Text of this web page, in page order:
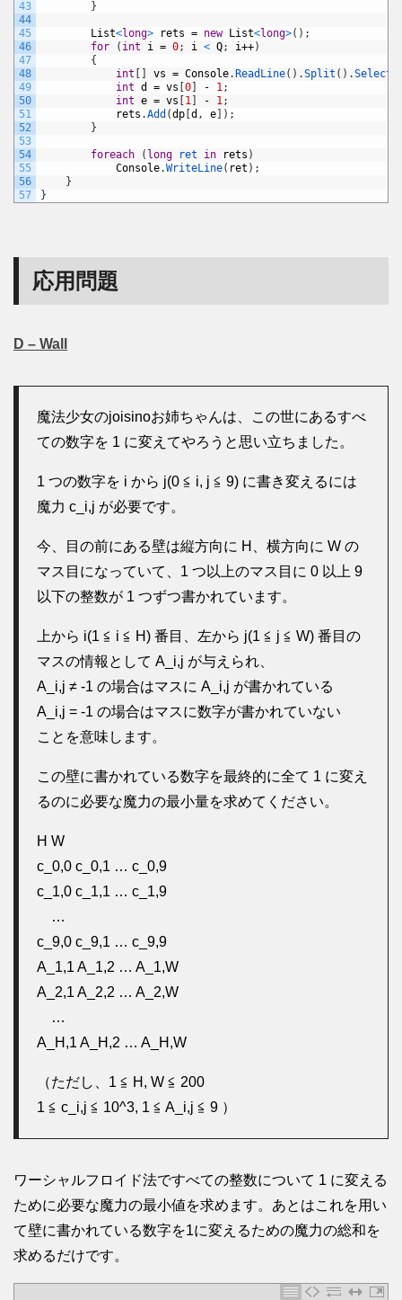
43
44
45
46
47
48
49
50
51
52
53
54
55
56
57
}
List<long> rets = new List<long>( ) ;
for
( int i = 0; i < Q; i++)
{
int
vs = Console. ReadLine( ) .Split ( ) .Select
int d = vs 0 - 1;
int e = vs 1 - 1;
rets .Add (dp d , e ) ;
}
foreach ( long ret in rets )
Console.WriteLine( ret ) ;
}
}
応用問題
D – Wall
魔法少女のjoisinoお姉ちゃんは、この世にあるすべ
ての数字を 1 に変えてやろうと思い立ちました。
1 つの数字を i から j(0 ≦ i, j ≦ 9) に書き変えるには
魔力 c_i,j が必要です。
今、目の前にある壁は縦方向に H、横方向に W の
マス目になっていて、1 つ以上のマス目に 0 以上 9
以下の整数が 1 つずつ書かれています。
上から i(1 ≦ i ≦ H) 番目、左から j(1 ≦ j ≦ W) 番目の
マスの情報として A_i,j が与えられ、
A_i,j ≠ -1 の場合はマスに A_i,j が書かれている
A_i,j = -1 の場合はマスに数字が書かれていない
ことを意味します。
この壁に書かれている数字を最終的に全て 1 に変え
るのに必要な魔力の最小量を求めてください。
H W
c_0,0 c_0,1 … c_0,9
c_1,0 c_1,1 … c_1,9
…
c_9,0 c_9,1 … c_9,9
A_1,1 A_1,2 … A_1,W
A_2,1 A_2,2 … A_2,W
…
A_H,1 A_H,2 … A_H,W
（ただし、1 ≦ H, W ≦ 200
1 ≦ c_i,j ≦ 10^3, 1 ≦ A_i,j ≦ 9 ）
ワーシャルフロイド法ですべての整数について 1 に変える
ために必要な魔力の最小値を求めます。あとはこれを用い
て壁に書かれている数字を1に変えるための魔力の総和を
求めるだけです。